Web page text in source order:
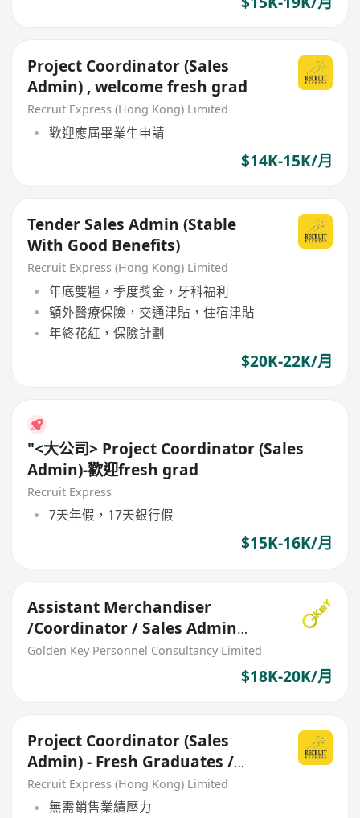
Project Coordinator (Sales
Admin) , welcome fresh grad
Recruit Express (Hong Kong) Limited
歡迎應屆畢業生申請
$14K-15K/月
Tender Sales Admin (Stable
With Good Benefits)
Recruit Express (Hong Kong) Limited
年底雙糧，季度獎金，牙科福利
額外醫療保險，交通津貼，住宿津貼
年終花紅，保險計劃
$20K-22K/月
"<大公司> Project Coordinator (Sales
Admin)-歡迎fresh grad
Recruit Express
7天年假，17天銀行假
$15K-16K/月
Assistant Merchandiser
/Coordinator / Sales Admin
(USA Seasonal Trading)
Golden Key Personnel Consultancy Limited
$18K-20K/月
Project Coordinator (Sales
Admin) - Fresh Graduates /
IANG Welcome
Recruit Express (Hong Kong) Limited
無需銷售業績壓力